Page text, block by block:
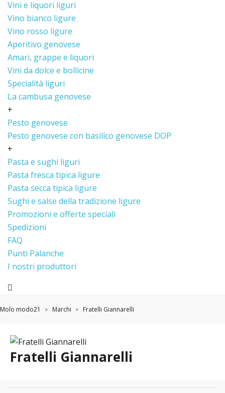
Vini e liquori liguri
Vino bianco ligure
Vino rosso ligure
Aperitivo genovese
Amari, grappe e liquori
Vini da dolce e bollicine
Specialità liguri
La cambusa genovese
+
Pesto genovese
Pesto genovese con basilico genovese DOP
+
Pasta e sughi liguri
Pasta fresca tipica ligure
Pasta secca tipica ligure
Sughi e salse della tradizione ligure
Promozioni e offerte speciali
Spedizioni
FAQ
Punti Palanche
I nostri produttori
Molo modo21 Marchi Fratelli Giannarelli
Fratelli Giannarelli